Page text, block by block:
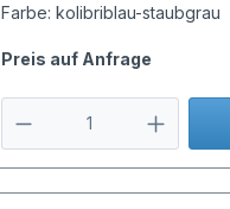
Farbe: kolibriblau-staubgrau
Preis auf Anfrage